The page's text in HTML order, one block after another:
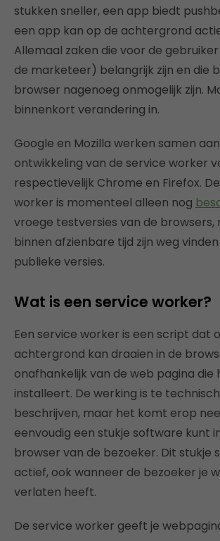
stukken sneller, een app biedt
een app kan op de achtergrond
Allemaal zaken die voor de
de marketeer) belangrijk zijn en die
browser nagenoeg onmogelijk zijn.
binnenkort verandering in.
Google en Mozilla werken samen
ontwikkeling van de service worker
respectievelijk Chrome en Firefox.
worker is momenteel alleen nog
vroege testversies van de browsers,
binnen afzienbare tijd zijn weg
publieke versies.
Wat is een service worker?
Een service worker is een script dat
achtergrond kan draaien in de
onafhankelijk van de web pagina die
installeert. De werking is te
beschrijven, maar het komt erop
eenvoudig een stukje software kunt
browser van de bezoeker. Dit stukje
actief, ook wanneer de bezoeker je
verlaten heeft.
De service worker geeft je